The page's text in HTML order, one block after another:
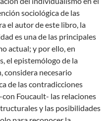
sociológica de las
el autor de este libro, la
es una de las principales
actual; y por ello, en
el epistemólogo de la
considera necesario
de las contradicciones
Foucault- las relaciones
y las posibilidades